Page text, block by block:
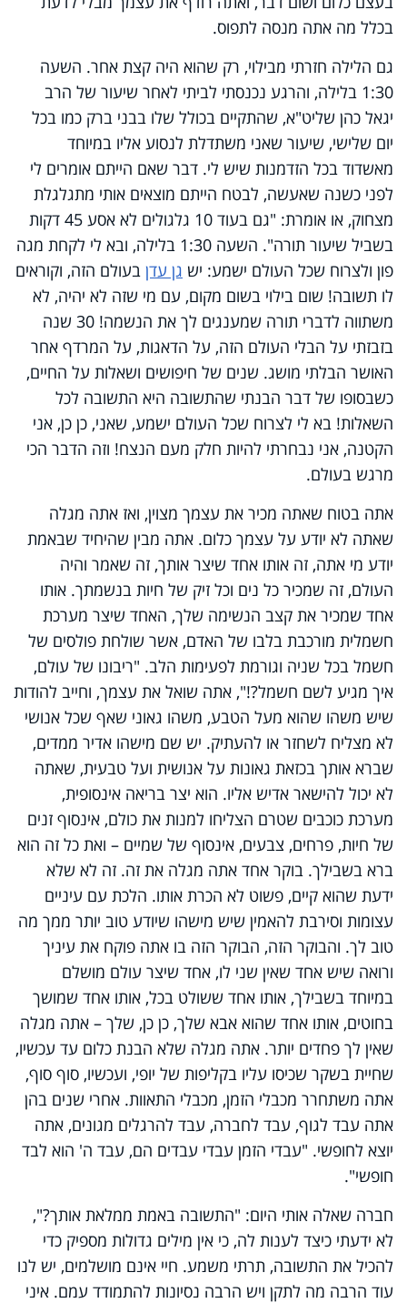
בכלל מה אתה מנסה לתפוס.
גם הלילה חזרתי מבילוי, רק שהוא היה קצת אחר. השעה
1:30 בלילה, והרגע נכנסתי לביתי לאחר שיעור של הרב
יגאל כהן שליט"א, שהתקיים בכולל שלו בבני ברק כמו בכל
יום שלישי, שיעור שאני משתדלת לנסוע אליו במיוחד
מאשדוד בכל הזדמנות שיש לי. דבר שאם הייתם אומרים לי
לפני כשנה שאעשה, לבטח הייתם מוצאים אותי מתגלגלת
מצחוק, או אומרת: "גם בעוד 10 גלגולים לא אסע 45 דקות
בשביל שיעור תורה". השעה 1:30 בלילה, ובא לי לקחת מגה
פון ולצרוח שכל העולם ישמע: יש גן עדן בעולם הזה, וקוראים
לו תשובה! שום בילוי בשום מקום, עם מי שזה לא יהיה, לא
משתווה לדברי תורה שמענגים לך את הנשמה! 30 שנה
בזבזתי על הבלי העולם הזה, על הדאגות, על המרדף אחר
האושר הבלתי מושג. שנים של חיפושים ושאלות על החיים,
כשבסופו של דבר הבנתי שהתשובה היא התשובה לכל
השאלות! בא לי לצרוח שכל העולם ישמע, שאני, כן כן, אני
הקטנה, אני נבחרתי להיות חלק מעם הנצח! וזה הדבר הכי
מרגש בעולם.
אתה בטוח שאתה מכיר את עצמך מצוין, ואז אתה מגלה
שאתה לא יודע על עצמך כלום. אתה מבין שהיחיד שבאמת
יודע מי אתה, זה אותו אחד שיצר אותך, זה שאמר והיה
העולם, זה שמכיר כל נים וכל זיק של חיות בנשמתך. אותו
אחד שמכיר את קצב הנשימה שלך, האחד שיצר מערכת
חשמלית מורכבת בלבו של האדם, אשר שולחת פולסים של
חשמל בכל שניה וגורמת לפעימות הלב. "ריבונו של עולם,
איך מגיע לשם חשמל?!", אתה שואל את עצמך, וחייב להודות
שיש משהו שהוא מעל הטבע, משהו גאוני שאף שכל אנושי
לא מצליח לשחזר או להעתיק. יש שם מישהו אדיר ממדים,
שברא אותך בכזאת גאונות על אנושית ועל טבעית, שאתה
לא יכול להישאר אדיש אליו. הוא יצר בריאה אינסופית,
מערכת כוכבים שטרם הצליחו למנות את כולם, אינסוף זנים
של חיות, פרחים, צבעים, אינסוף של שמיים – ואת כל זה הוא
ברא בשבילך. בוקר אחד אתה מגלה את זה. זה לא שלא
ידעת שהוא קיים, פשוט לא הכרת אותו. הלכת עם עיניים
עצומות וסירבת להאמין שיש מישהו שיודע טוב יותר ממך מה
טוב לך. והבוקר הזה, הבוקר הזה בו אתה פוקח את עיניך
ורואה שיש אחד שאין שני לו, אחד שיצר עולם מושלם
במיוחד בשבילך, אותו אחד ששולט בכל, אותו אחד שמושך
בחוטים, אותו אחד שהוא אבא שלך, כן כן, שלך – אתה מגלה
שאין לך פחדים יותר. אתה מגלה שלא הבנת כלום עד עכשיו,
שחיית בשקר שכיסו עליו בקליפות של יופי, ועכשיו, סוף סוף,
אתה משתחרר מכבלי הזמן, מכבלי התאוות. אחרי שנים בהן
אתה עבד לגוף, עבד לחברה, עבד להרגלים מגונים, אתה
יוצא לחופשי. "עבדי הזמן עבדי עבדים הם, עבד ה' הוא לבד
חופשי".
חברה שאלה אותי היום: "התשובה באמת ממלאת אותך?",
לא ידעתי כיצד לענות לה, כי אין מילים גדולות מספיק כדי
להכיל את התשובה, תרתי משמע. חיי אינם מושלמים, יש לנו
עוד הרבה מה לתקן ויש הרבה נסיונות להתמודד עמם. איני